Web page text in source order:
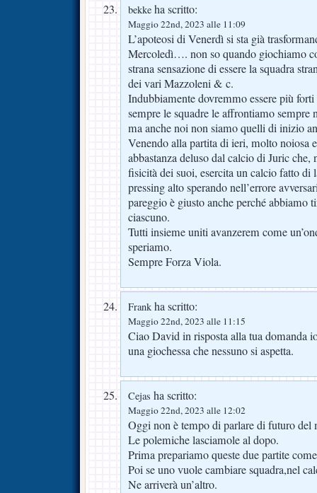
bekke ha scritto:
Maggio 22nd, 2023 alle 11:09
L’apoteosi di Venerdì si sta già
Mercoledì…. non so quando giochiamo
strana sensazione di essere la squadra
dei vari Mazzoleni & c.
Indubbiamente dovremmo essere più
sempre le squadre le affrontiamo
ma anche noi non siamo quelli di inizio
Venendo alla partita di ieri, molto noiosa
abbastanza deluso dal calcio di Juric che,
fisicità dei suoi, esercita un calcio fatto di
pressing alto sperando nell’errore
pareggio è giusto anche perché abbiamo
ciascuno.
Tutti insieme uniti avanzerem come
speriamo.
Sempre Forza Viola.
Frank ha scritto:
Maggio 22nd, 2023 alle 11:15
Ciao David in risposta alla tua domanda
una giochessa che nessuno si aspetta.
Cejas ha scritto:
Maggio 22nd, 2023 alle 12:02
Oggi non è tempo di parlare di futuro del
Le polemiche lasciamole al dopo.
Prima prepariamo queste due partite
Poi se uno vuole cambiare squadra,nel
Ne arriverà un’altro.